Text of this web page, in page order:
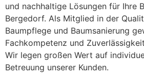
und nachhaltige Lösungen für Ihre
Bergedorf. Als Mitglied in der
Baumpflege und Baumsanierung
Fachkompetenz und
Wir legen großen Wert auf
Betreuung unserer Kunden.